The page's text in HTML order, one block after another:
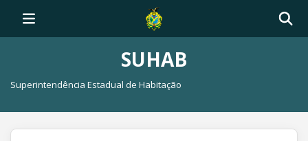
SUHAB
Superintendência Estadual de Habitação